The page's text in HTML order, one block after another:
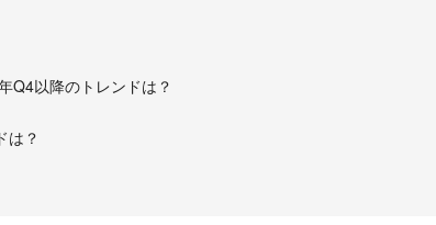
Q4以降のトレンドは？
は？